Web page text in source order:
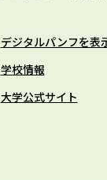
デジタルパンフを表
学校情報
大学公式サイト